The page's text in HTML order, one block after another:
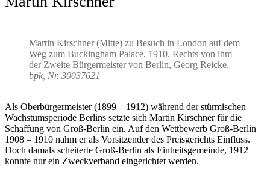
Martin Kirschner (Mitte) zu Besuch in London auf dem
Weg zum Buckingham Palace, 1910. Rechts von ihm
der Zweite Bürgermeister von Berlin, Georg Reicke.
bpk, Nr. 30037621
Als Oberbürgermeister (1899 – 1912) während der stürmischen
Wachstumsperiode Berlins setzte sich Martin Kirschner für die
Schaffung von Groß-Berlin ein. Auf den Wettbewerb Groß-Berlin
1908 – 1910 nahm er als Vorsitzender des Preisgerichts Einfluss.
Doch damals scheiterte Groß-Berlin als Einheitsgemeinde, 1912
konnte nur ein Zweckverband eingerichtet werden.